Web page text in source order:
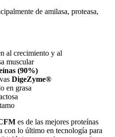
de amilasa, proteasa,
al crecimiento y al
muscular
(90%)
DigeZyme®
en grasa
es de las mejores proteínas
con lo último en tecnología para